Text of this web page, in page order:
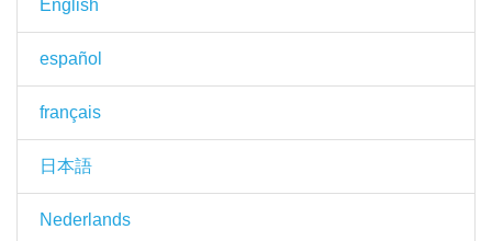
English
español
français
日本語
Nederlands